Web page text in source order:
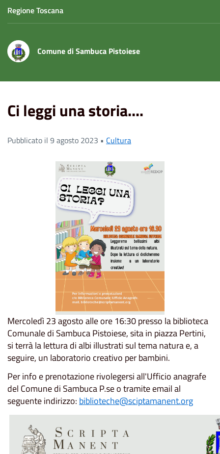
Regione Toscana
Comune di Sambuca Pistoiese
Ci leggi una storia....
Pubblicato il 9 agosto 2023 • Cultura
Mercoledì 23 agosto alle ore 16:30 presso la biblioteca
Comunale di Sambuca Pistoiese, sita in piazza Pertini,
si terrà la lettura di albi illustrati sul tema natura e, a
seguire, un laboratorio creativo per bambini.
Per info e prenotazione rivolegersi all'Ufficio anagrafe
del Comune di Sambuca P.se o tramite email al
seguente indirizzo: biblioteche@sciptamanent.org